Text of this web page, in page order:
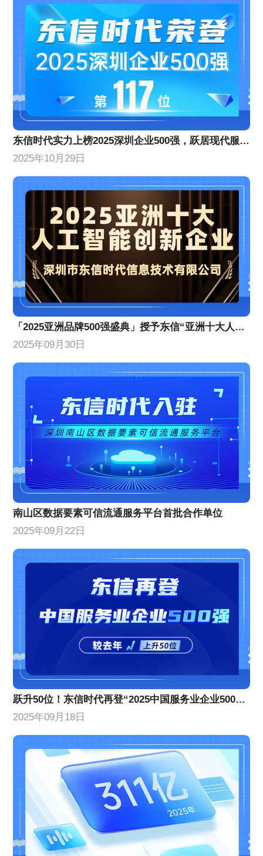
​东信时代实力上榜2025深圳企业500强，跃居现代服务业企业百强前列​​
2025年10月29日
「2025亚洲品牌500强盛典」授予东信“亚洲十大人工智能创新企业”
2025年09月30日
南山区数据要素可信流通服务平台首批合作单位
2025年09月22日
跃升50位！东信时代再登“2025中国服务业企业500强”榜单
2025年09月18日